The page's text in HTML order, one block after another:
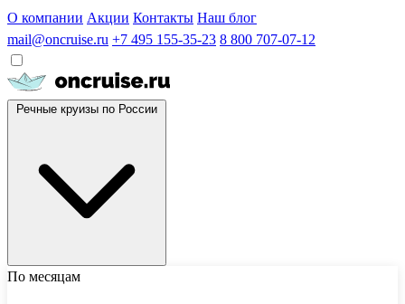
О компании Акции Контакты Наш блог
mail@oncruise.ru +7 495 155-35-23 8 800 707-07-12
По месяцам